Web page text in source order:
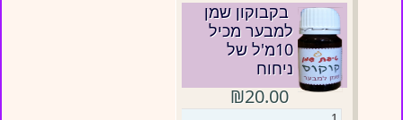
בקבוקון שמן
למבער מכיל
10מ'ל של
ניחוח
₪20.00